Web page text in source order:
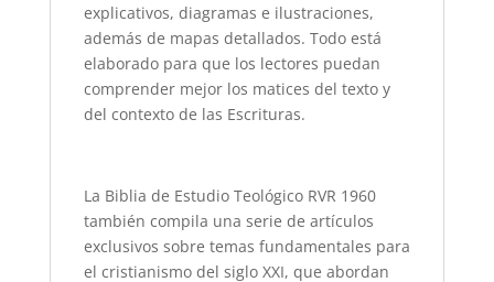
explicativos, diagramas e ilustraciones,
además de mapas detallados. Todo está
elaborado para que los lectores puedan
comprender mejor los matices del texto y
del contexto de las Escrituras.
La Biblia de Estudio Teológico RVR 1960
también compila una serie de artículos
exclusivos sobre temas fundamentales para
el cristianismo del siglo XXI, que abordan